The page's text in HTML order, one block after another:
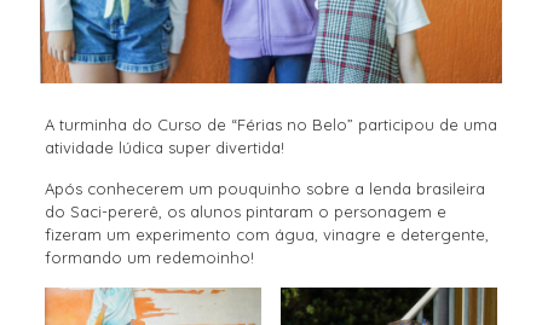
A turminha do Curso de “Férias no Belo” participou de uma
atividade lúdica super divertida!
Após conhecerem um pouquinho sobre a lenda brasileira
do Saci-pererê, os alunos pintaram o personagem e
fizeram um experimento com água, vinagre e detergente,
formando um redemoinho!